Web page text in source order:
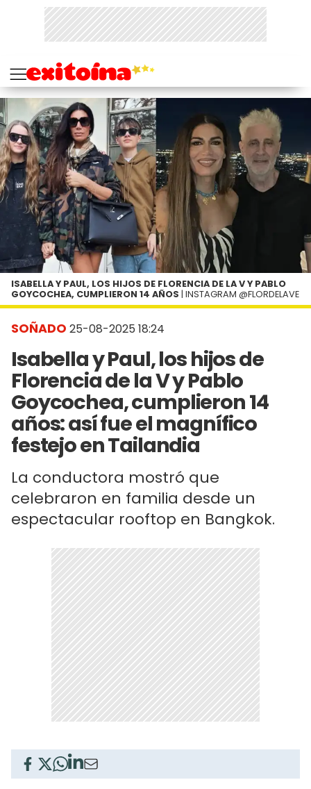
SOÑADO 25-08-2025 18:24
Isabella y Paul, los hijos de
Florencia de la V y Pablo
Goycochea, cumplieron 14
años: así fue el magnífico
festejo en Tailandia
La conductora mostró que
celebraron en familia desde un
espectacular rooftop en Bangkok.
ISABELLA Y PAUL, LOS HIJOS DE FLORENCIA DE LA V Y PABLO
GOYCOCHEA, CUMPLIERON 14 AÑOS | INSTAGRAM @FLORDELAVE